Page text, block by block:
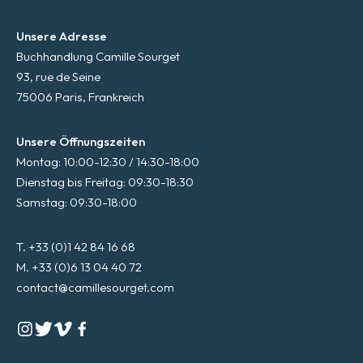
Unsere Adresse
Buchhandlung Camille Sourget
93, rue de Seine
75006 Paris, Frankreich
Unsere Öffnungszeiten
Montag: 10:00-12:30 / 14:30-18:00
Dienstag bis Freitag: 09:30-18:30
Samstag: 09:30-18:00
T. +33 (0)1 42 84 16 68
M. +33 (0)6 13 04 40 72
contact@camillesourget.com